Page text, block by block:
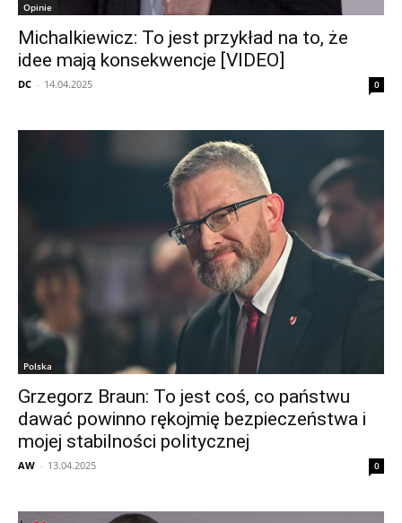
Opinie
Michalkiewicz: To jest przykład na to, że
idee mają konsekwencje [VIDEO]
DC - 14.04.2025 0
Polska
Grzegorz Braun: To jest coś, co państwu
dawać powinno rękojmię bezpieczeństwa i
mojej stabilności politycznej
AW - 13.04.2025 0